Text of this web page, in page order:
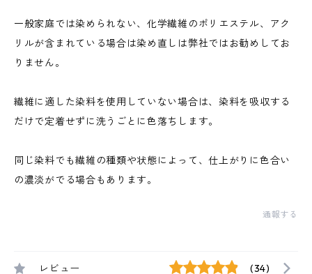
一般家庭では染められない、化学繊維のポリエステル、アク
リルが含まれている場合は染め直しは弊社ではお勧めしてお
りません。
繊維に適した染料を使用していない場合は、染料を吸収する
だけで定着せずに洗うごとに色落ちします。
同じ染料でも繊維の種類や状態によって、仕上がりに色合い
の濃淡がでる場合もあります。
通報する
レビュー (34)